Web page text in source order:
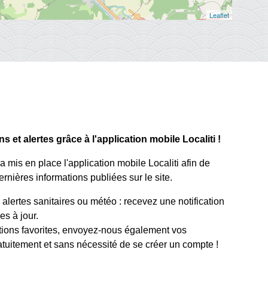
Leaflet
et alertes grâce à l'application mobile Localiti !
mis en place l'application mobile Localiti afin de
informations publiées sur le site.
sanitaires ou météo : recevez une notification
à jour.
favorites, envoyez-nous également vos
et sans nécessité de se créer un compte !